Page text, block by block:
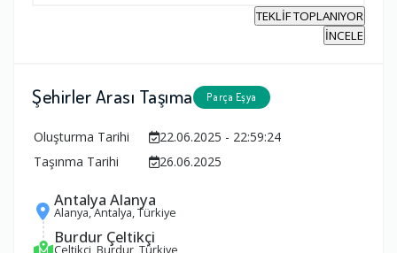
TEKLİF TOPLANIYOR
İNCELE
Şehirler Arası Taşıma Parça Eşya
Oluşturma Tarihi
22.06.2025 - 22:59:24
Taşınma Tarihi
26.06.2025
Antalya Alanya
Alanya, Antalya, Türkiye
Burdur Çeltikçi
Çeltikçi, Burdur, Türkiye